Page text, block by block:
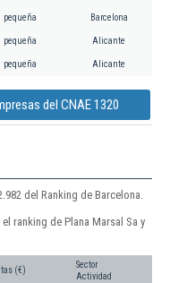
pequeña Barcelona
pequeña Alicante
pequeña Alicante
del CNAE 1320
del Ranking de Barcelona.
ranking de Plana Marsal Sa y
(€)
Sector
Actividad